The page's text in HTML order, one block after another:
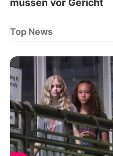
müssen vor Gericht
Top News